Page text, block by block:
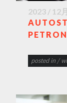
2023 / 12
posted in /